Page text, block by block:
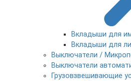
Вкладыши для
Вкладыши для
Выключатели /
Выключатели
Грузовзвешивающие